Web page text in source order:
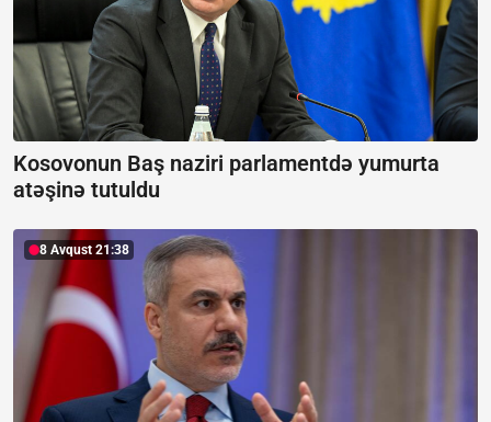
Kosovonun Baş naziri parlamentdə yumurta
atəşinə tutuldu
8 Avqust 21:38